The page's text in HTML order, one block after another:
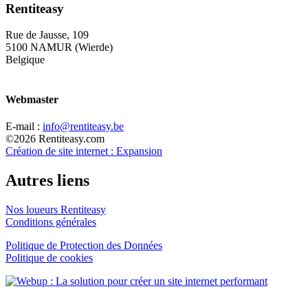
Rentiteasy
Rue de Jausse, 109
5100 NAMUR (Wierde)
Belgique
Webmaster
E-mail : info@rentiteasy.be
©2026 Rentiteasy.com
Création de site internet : Expansion
Autres liens
Nos loueurs Rentiteasy
Conditions générales
Politique de Protection des Données
Politique de cookies